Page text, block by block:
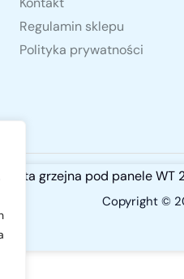
Regulamin sklepu
Polityka prywatności
Copyright ©
Mata grzejna pod panele WT